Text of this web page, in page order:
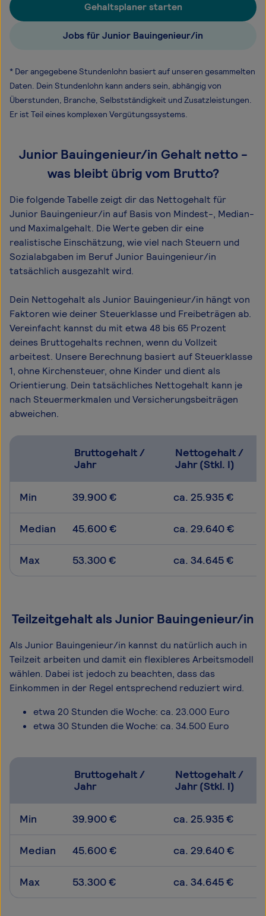
Gehaltsplaner starten
Jobs für Junior Bauingenieur/in
* Der angegebene Stundenlohn basiert auf unseren gesammelten
Daten. Dein Stundenlohn kann anders sein, abhängig von
Überstunden, Branche, Selbstständigkeit und Zusatzleistungen.
Er ist Teil eines komplexen Vergütungssystems.
Junior Bauingenieur/in Gehalt netto -
was bleibt übrig vom Brutto?
Die folgende Tabelle zeigt dir das Netto­gehalt für
Junior Bauingenieur/in auf Basis von Mindest-, Median-
und Maximal­gehalt. Die Werte geben dir eine
realistische Einschätzung, wie viel nach Steuern und
Sozialabgaben im Beruf Junior Bauingenieur/in
tatsächlich ausgezahlt wird.
Dein Nettogehalt als Junior Bauingenieur/in hängt von
Faktoren wie deiner Steuerklasse und Freibeträgen ab.
Vereinfacht kannst du mit etwa 48 bis 65 Prozent
deines Bruttogehalts rechnen, wenn du Vollzeit
arbeitest. Unsere Berechnung basiert auf Steuerklasse
1, ohne Kirchensteuer, ohne Kinder und dient als
Orientierung. Dein tatsächliches Nettogehalt kann je
nach Steuermerkmalen und Versicherungsbeiträgen
abweichen.
Bruttogehalt /
Jahr
Nettogehalt /
Jahr (Stkl. I)
Min 39.900 € ca. 25.935 €
Median 45.600 € ca. 29.640 €
Max 53.300 € ca. 34.645 €
Teilzeitgehalt als Junior Bauingenieur/in
Als Junior Bauingenieur/in kannst du natürlich auch in
Teilzeit arbeiten und damit ein flexibleres Arbeitsmodell
wählen. Dabei ist jedoch zu beachten, dass das
Einkommen in der Regel entsprechend reduziert wird.
etwa 20 Stunden die Woche: ca. 23.000 Euro
etwa 30 Stunden die Woche: ca. 34.500 Euro
Bruttogehalt /
Jahr
Nettogehalt /
Jahr (Stkl. I)
Min 39.900 € ca. 25.935 €
Median 45.600 € ca. 29.640 €
Max 53.300 € ca. 34.645 €